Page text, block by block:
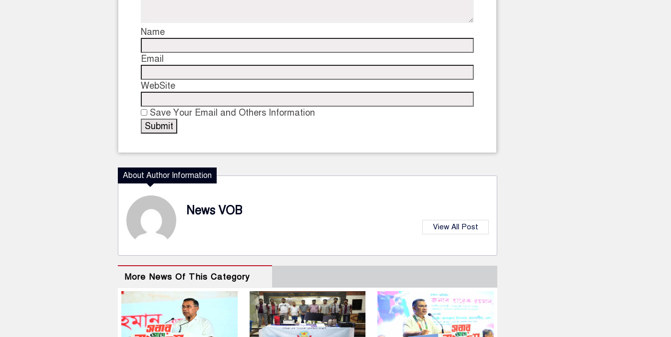
Name
Email
WebSite
Save Your Email and Others Information
About Author Information
News VOB
View All Post
More News Of This Category